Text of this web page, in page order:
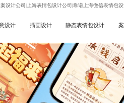
设计公司|上海表情包设计公司|靠谱上海微信表情包
设计 插画设计 静态表情包设计